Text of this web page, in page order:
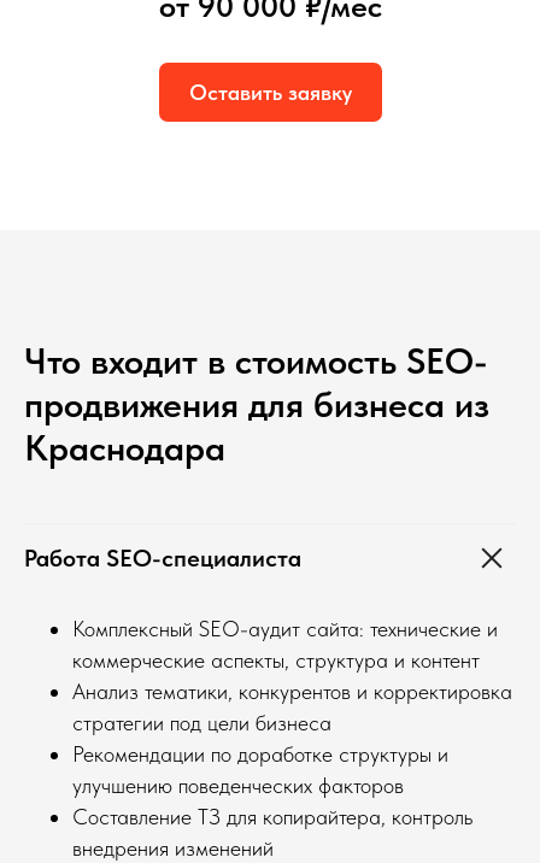
Оставить заявку
Что входит в стоимость SEO-
продвижения для бизнеса из
Краснодара
Работа SEO-специалиста
Комплексный SEO-аудит сайта: технические и
коммерческие аспекты, структура и контент
Анализ тематики, конкурентов и корректировка
стратегии под цели бизнеса
Рекомендации по доработке структуры и
улучшению поведенческих факторов
Составление ТЗ для копирайтера, контроль
внедрения изменений